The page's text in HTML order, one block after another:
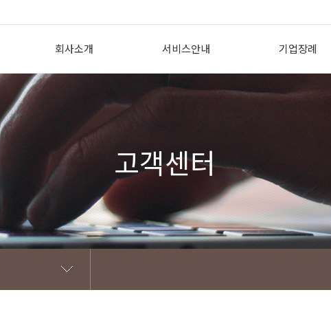
회사소개
회사CI
조직도
찾아오시는 길
서비스안내
상조의 필요성
선/후불식상품 비교
꽃장식황제궁중대렴
기업장례
고객센터